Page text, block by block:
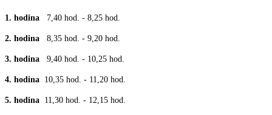
1. hodina 7,40 hod. - 8,25 hod.
2. hodina 8,35 hod. - 9,20 hod.
3. hodina 9,40 hod. - 10,25 hod.
4. hodina 10,35 hod. - 11,20 hod.
5. hodina 11,30 hod. - 12,15 hod.